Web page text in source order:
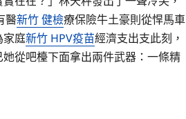
醫新竹 健檢療保險牛土豪則從悍馬車
家庭新竹 HPV疫苗經濟支出支此刻，
從吧檯下面拿出兩件武器：一條精